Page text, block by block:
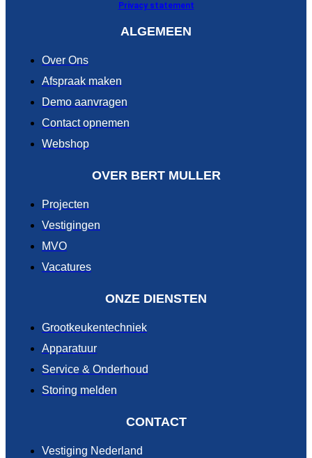
Privacy statement
ALGEMEEN
Over Ons
Afspraak maken
Demo aanvragen
Contact opnemen
Webshop
OVER BERT MULLER
Projecten
Vestigingen
MVO
Vacatures
ONZE DIENSTEN
Grootkeukentechniek
Apparatuur
Service & Onderhoud
Storing melden
CONTACT
Vestiging Nederland